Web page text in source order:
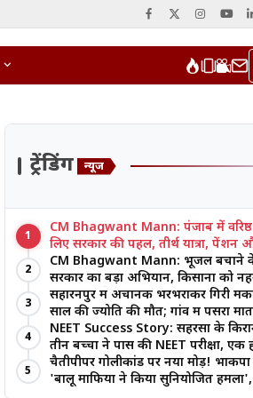
ट्रेंडिंग न्यूज
1
CM Bhagwant Mann: पंजाब में
लिए सरकार की पहल, तीर्थ यात्रा, पेंशन
सुविधाओं पर जोर
2
CM Bhagwant Mann: भूजल बचाने
सरकार का बड़ा अभियान, किसानों को
आधुनिक खेती का मिल रहा लाभ
3
सहारनपुर में अचानक भरभराकर गिरी
साल की ज्योति की मौत; गांव में पसरा
4
NEET Success Story: सहरसा के
तीन बच्चों ने पास की NEET परीक्षा, एक
तीन भाई-बहनों ने रचा इतिहास
5
चैतीपीपर गोलीकांड पर नया मोड़!
'बालू माफिया ने किया सुनियोजित